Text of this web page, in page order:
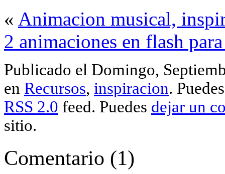
« Animacion musical,
2 animaciones en flash
Publicado el Domingo,
en Recursos, inspiracion.
RSS 2.0 feed. Puedes dejar un
sitio.
Comentario (1)